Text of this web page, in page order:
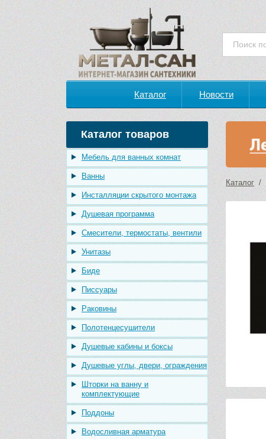
Каталог Новости
Каталог товаров
Мебель для ванных комнат
Ванны
Инсталляции скрытого монтажа
Душевая программа
Смесители, термостаты, вентили
Унитазы
Биде
Писсуары
Раковины
Полотенцесушители
Душевые кабины и боксы
Душевые углы, двери, ограждения
Шторки на ванну и
комплектующие
Поддоны
Водосливная арматура
Каталог /